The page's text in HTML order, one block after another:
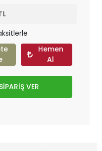
Hemen
Al
VER